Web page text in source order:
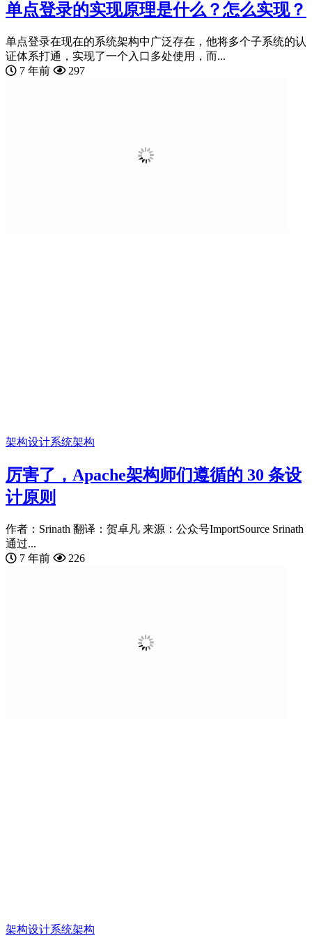
单点登录的实现原理是什么？怎么实现？
单点登录在现在的系统架构中广泛存在，他将多个子系统的认
证体系打通，实现了一个入口多处使用，而...
7 年前
297
架构设计系统架构
厉害了，Apache架构师们遵循的 30 条设
计原则
作者：Srinath 翻译：贺卓凡 来源：公众号ImportSource Srinath
通过...
7 年前
226
架构设计系统架构